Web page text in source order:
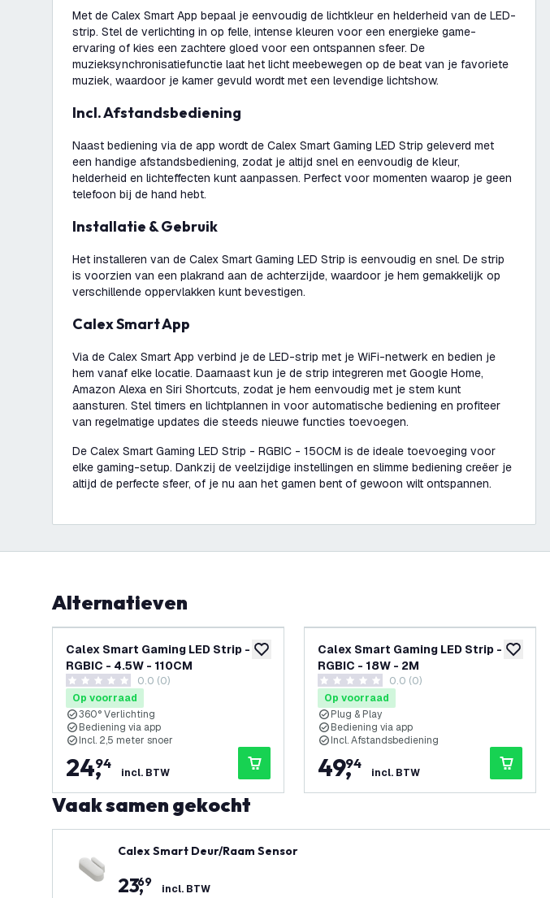
Met de Calex Smart App bepaal je eenvoudig de lichtkleur en helderheid van de LED-
strip. Stel de verlichting in op felle, intense kleuren voor een energieke game-
ervaring of kies een zachtere gloed voor een ontspannen sfeer. De
muzieksynchronisatiefunctie laat het licht meebewegen op de beat van je favoriete
muziek, waardoor je kamer gevuld wordt met een levendige lichtshow.
Incl. Afstandsbediening
Naast bediening via de app wordt de Calex Smart Gaming LED Strip geleverd met
een handige afstandsbediening, zodat je altijd snel en eenvoudig de kleur,
helderheid en lichteffecten kunt aanpassen. Perfect voor momenten waarop je geen
telefoon bij de hand hebt.
Installatie & Gebruik
Het installeren van de Calex Smart Gaming LED Strip is eenvoudig en snel. De strip
is voorzien van een plakrand aan de achterzijde, waardoor je hem gemakkelijk op
verschillende oppervlakken kunt bevestigen.
Calex Smart App
Via de Calex Smart App verbind je de LED-strip met je WiFi-netwerk en bedien je
hem vanaf elke locatie. Daarnaast kun je de strip integreren met Google Home,
Amazon Alexa en Siri Shortcuts, zodat je hem eenvoudig met je stem kunt
aansturen. Stel timers en lichtplannen in voor automatische bediening en profiteer
van regelmatige updates die steeds nieuwe functies toevoegen.
De Calex Smart Gaming LED Strip - RGBIC - 150CM is de ideale toevoeging voor
elke gaming-setup. Dankzij de veelzijdige instellingen en slimme bediening creëer je
altijd de perfecte sfeer, of je nu aan het gamen bent of gewoon wilt ontspannen.
Alternatieven
toevoegen aan verlanglijst
Calex Smart Gaming LED Strip -
RGBIC - 4.5W - 110CM
0 score sterren0.0 (0)
Op voorraad
360° Verlichting
Bediening via app
Incl. 2,5 meter snoer
24,
94
incl. BTW
Calex Smart Gaming LED Strip -
RGBIC - 18W - 2M
0 score sterren0.0 (0)
Op voorraad
Plug & Play
Bediening via app
Incl. Afstandsbediening
49,
94
incl. BTW
Vaak samen gekocht
Calex Smart Deur/Raam Sensor
23,
69 incl. BTW